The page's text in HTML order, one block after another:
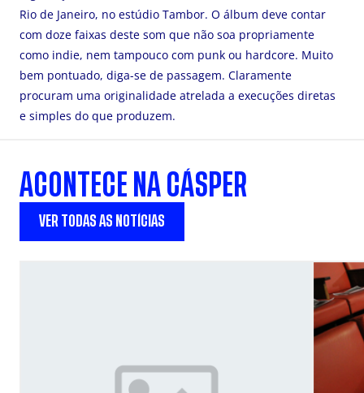
Rio de Janeiro, no estúdio Tambor. O álbum deve contar
com doze faixas deste som que não soa propriamente
como indie, nem tampouco com punk ou hardcore. Muito
bem pontuado, diga-se de passagem. Claramente
procuram uma originalidade atrelada a execuções diretas
e simples do que produzem.
ACONTECE NA CÁSPER
VER TODAS AS NOTÍCIAS